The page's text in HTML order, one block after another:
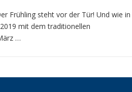
Frühling steht vor der Tür! Und wie in
mit dem traditionellen
…